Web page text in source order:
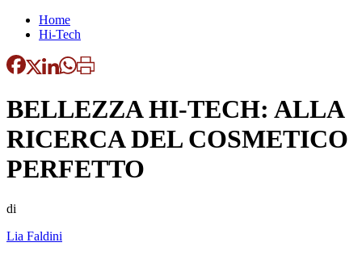
Home
Hi-Tech
BELLEZZA HI-TECH: ALLA
RICERCA DEL COSMETICO
PERFETTO
di
Lia Faldini